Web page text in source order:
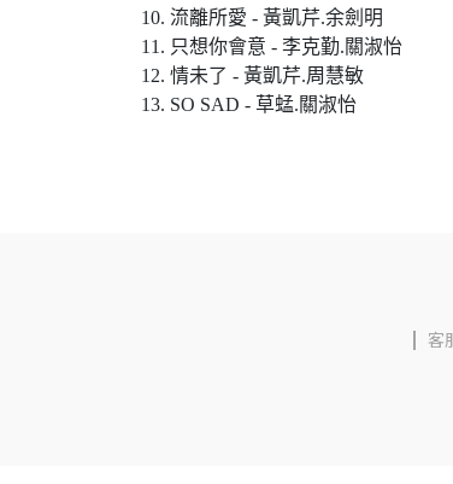
10. 流離所愛 - 黃凱芹.余劍明
11. 只想你會意 - 李克勤.關淑怡
12. 情未了 - 黃凱芹.周慧敏
13. SO SAD - 草蜢.關淑怡
客